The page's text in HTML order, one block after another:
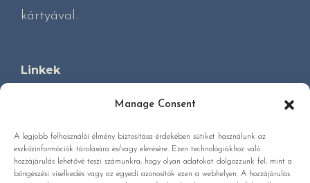
Manage Consent
A legjobb felhasználói élmény biztosítása érdekében sütiket használunk az
eszközinformációk tárolására és/vagy elérésére. Ezen technológiákhoz való
hozzájárulás lehetővé teszi számunkra, hogy olyan adatokat dolgozzunk fel, mint a
böngészési viselkedés vagy az egyedi azonosítók ezen a webhelyen. A hozzájárulás
kártyával.
Linkek
Házirend
Adatvédelem
Sütik